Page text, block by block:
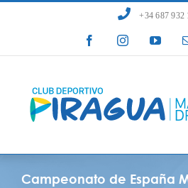
+34 687 932
FacebookInstagram
Campeonato de España